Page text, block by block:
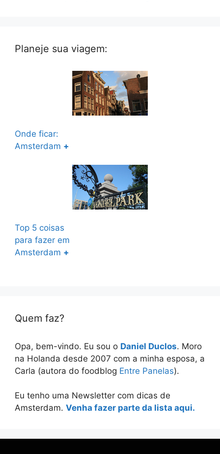
Planeje sua viagem:
Onde ficar:
Amsterdam +
Top 5 coisas
para fazer em
Amsterdam +
Quem faz?
Opa, bem-vindo. Eu sou o Daniel Duclos. Moro
na Holanda desde 2007 com a minha esposa, a
Carla (autora do foodblog Entre Panelas).
Eu tenho uma Newsletter com dicas de
Amsterdam. Venha fazer parte da lista aqui.